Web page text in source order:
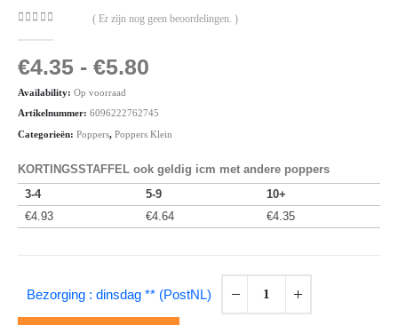
( Er zijn nog geen beoordelingen. )
€4.35 - €5.80
Availability: Op voorraad
Artikelnummer: 6096222762745
Categorieën: Poppers, Poppers Klein
KORTINGSSTAFFEL ook geldig icm met andere poppers
3-4
5-9
10+
€4.93 €4.64 €4.35
Bezorging : dinsdag ** (PostNL)